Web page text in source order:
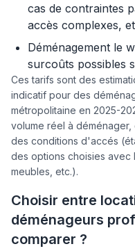
cas de contraintes
accès complexes,
Déménagement le
surcoûts possibles
Ces tarifs sont des
indicatif pour des
métropolitaine en 2025-
volume réel à déménager,
des conditions d'accés
des options choisies avec
meubles, etc.).
Choisir entre
déménageurs
comparer ?